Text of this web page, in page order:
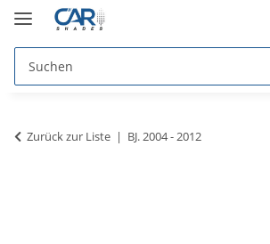
Zurück zur Liste BJ. 2004 - 2012